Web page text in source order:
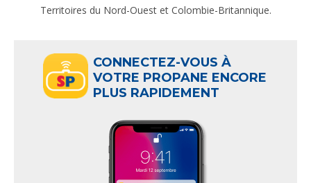
Territoires du Nord-Ouest et Colombie-Britannique.
CONNECTEZ-VOUS À
VOTRE PROPANE ENCORE
PLUS RAPIDEMENT